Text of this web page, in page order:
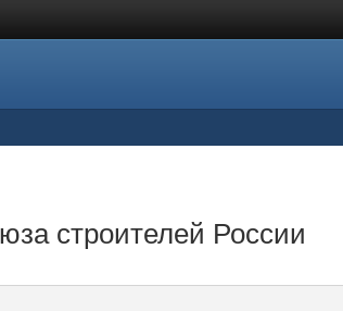
строителей России